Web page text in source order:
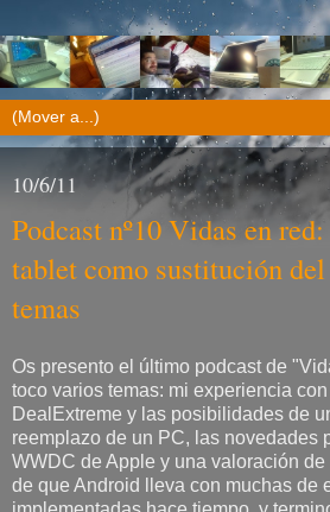
10/6/11
Podcast nº10 Vidas en
tablet como sustitución
temas
Os presento el último podcast de
toco varios temas: mi experiencia
DealExtreme y las posibilidades de
reemplazo de un PC, las novedades
WWDC de Apple y una valoración
de que Android lleva con muchas de